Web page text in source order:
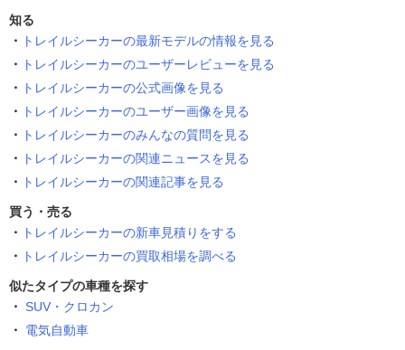
知る
トレイルシーカーの最新モデルの情報を見る
トレイルシーカーのユーザーレビューを見る
トレイルシーカーの公式画像を見る
トレイルシーカーのユーザー画像を見る
トレイルシーカーのみんなの質問を見る
トレイルシーカーの関連ニュースを見る
トレイルシーカーの関連記事を見る
買う・売る
トレイルシーカーの新車見積りをする
トレイルシーカーの買取相場を調べる
似たタイプの車種を探す
SUV・クロカン
電気自動車